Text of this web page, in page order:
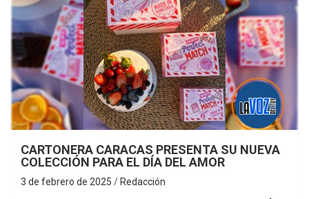
CARTONERA CARACAS PRESENTA SU NUEVA
COLECCIÓN PARA EL DÍA DEL AMOR
3 de febrero de 2025 Redacción